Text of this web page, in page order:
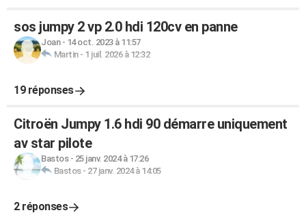
sos jumpy 2 vp 2.0 hdi 120cv en panne
Joan- 14 oct. 2023 à 11:57
Martin- 1 juil. 2026 à 12:32
19 réponses
Citroën Jumpy 1.6 hdi 90 démarre uniquement
av star pilote
Bastos- 25 janv. 2024 à 17:26
Bastos- 27 janv. 2024 à 14:05
2 réponses